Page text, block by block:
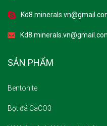
Bột đá CaCO3
Vôi hóa chất, Xử lý nước thải